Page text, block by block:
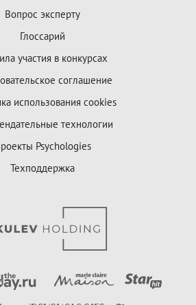
Вопрос эксперту
Глоссарий
участия в конкурсах
соглашение
использования cookies
технологии
Psychologies
Техподдержка